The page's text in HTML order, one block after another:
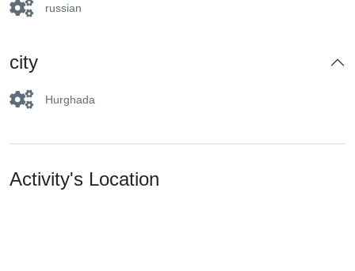
russian
city
Hurghada
Activity's Location